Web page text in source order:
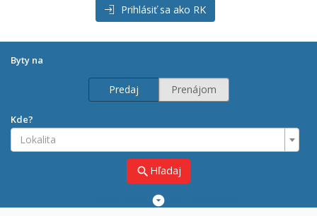
Prihlásiť sa ako RK
Byty na
Predaj Prenájom
Kde?
Lokalita
search Hľadaj